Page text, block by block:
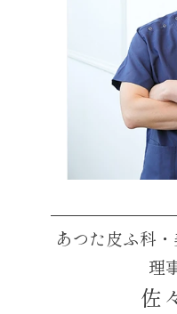
あつた皮ふ科
理
佐